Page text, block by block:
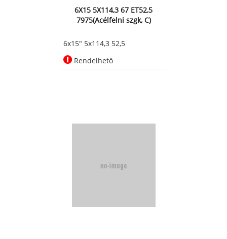
6X15 5X114,3 67 ET52,5
7975(Acélfelni szgk, C)
6x15" 5x114,3 52,5
Rendelhető